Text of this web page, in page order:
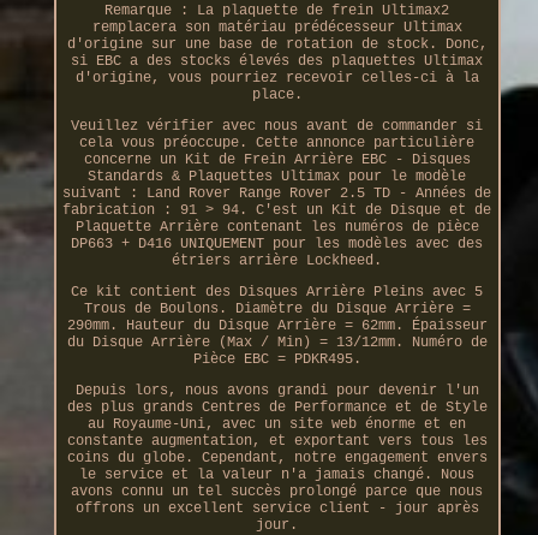
Remarque : La plaquette de frein Ultimax2
remplacera son matériau prédécesseur Ultimax
d'origine sur une base de rotation de stock. Donc,
si EBC a des stocks élevés des plaquettes Ultimax
d'origine, vous pourriez recevoir celles-ci à la
place.
Veuillez vérifier avec nous avant de commander si
cela vous préoccupe. Cette annonce particulière
concerne un Kit de Frein Arrière EBC - Disques
Standards & Plaquettes Ultimax pour le modèle
suivant : Land Rover Range Rover 2.5 TD - Années de
fabrication : 91 > 94. C'est un Kit de Disque et de
Plaquette Arrière contenant les numéros de pièce
DP663 + D416 UNIQUEMENT pour les modèles avec des
étriers arrière Lockheed.
Ce kit contient des Disques Arrière Pleins avec 5
Trous de Boulons. Diamètre du Disque Arrière =
290mm. Hauteur du Disque Arrière = 62mm. Épaisseur
du Disque Arrière (Max / Min) = 13/12mm. Numéro de
Pièce EBC = PDKR495.
Depuis lors, nous avons grandi pour devenir l'un
des plus grands Centres de Performance et de Style
au Royaume-Uni, avec un site web énorme et en
constante augmentation, et exportant vers tous les
coins du globe. Cependant, notre engagement envers
le service et la valeur n'a jamais changé. Nous
avons connu un tel succès prolongé parce que nous
offrons un excellent service client - jour après
jour.